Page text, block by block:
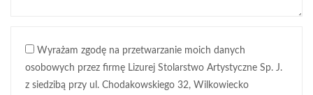
Wyrażam zgodę na przetwarzanie moich danych
osobowych przez firmę Lizurej Stolarstwo Artystyczne Sp. J.
z siedzibą przy ul. Chodakowskiego 32, Wilkowiecko